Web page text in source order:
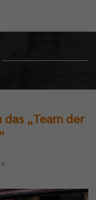
das „Team der